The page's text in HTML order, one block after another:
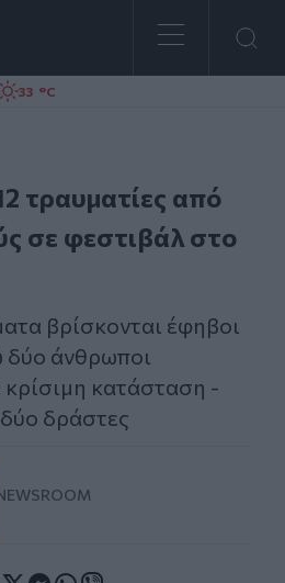
33 °C
τραυματίες από
σε φεστιβάλ στο
βρίσκονται έφηβοι
δύο άνθρωποι
κρίσιμη κατάσταση -
δράστες